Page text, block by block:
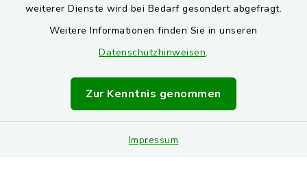
weiterer Dienste wird bei Bedarf gesondert abgefragt.
Weitere Informationen finden Sie in unseren
Datenschutzhinweisen.
Zur Kenntnis genommen
Impressum
Barrierefreiheit
Impressum
Sitemap